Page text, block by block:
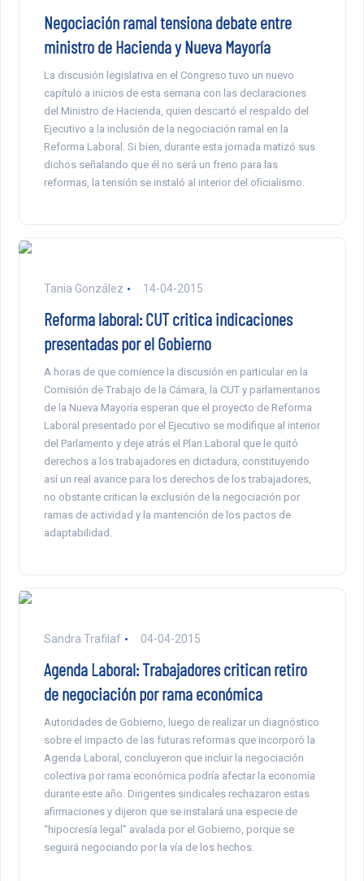
Negociación ramal tensiona debate entre
ministro de Hacienda y Nueva Mayoría
La discusión legislativa en el Congreso tuvo un nuevo
capítulo a inicios de esta semana con las declaraciones
del Ministro de Hacienda, quien descartó el respaldo del
Ejecutivo a la inclusión de la negociación ramal en la
Reforma Laboral. Si bien, durante esta jornada matizó sus
dichos señalando que él no será un freno para las
reformas, la tensión se instaló al interior del oficialismo.
Tania González 14-04-2015
Reforma laboral: CUT critica indicaciones
presentadas por el Gobierno
A horas de que comience la discusión en particular en la
Comisión de Trabajo de la Cámara, la CUT y parlamentarios
de la Nueva Mayoría esperan que el proyecto de Reforma
Laboral presentado por el Ejecutivo se modifique al interior
del Parlamento y deje atrás el Plan Laboral que le quitó
derechos a los trabajadores en dictadura, constituyendo
así un real avance para los derechos de los trabajadores,
no obstante critican la exclusión de la negociación por
ramas de actividad y la mantención de los pactos de
adaptabilidad.
Sandra Trafilaf 04-04-2015
Agenda Laboral: Trabajadores critican retiro
de negociación por rama económica
Autoridades de Gobierno, luego de realizar un diagnóstico
sobre el impacto de las futuras reformas que incorporó la
Agenda Laboral, concluyeron que incluir la negociación
colectiva por rama económica podría afectar la economía
durante este año. Dirigentes sindicales rechazaron estas
afirmaciones y dijeron que se instalará una especie de
“hipocresía legal” avalada por el Gobierno, porque se
seguirá negociando por la vía de los hechos.